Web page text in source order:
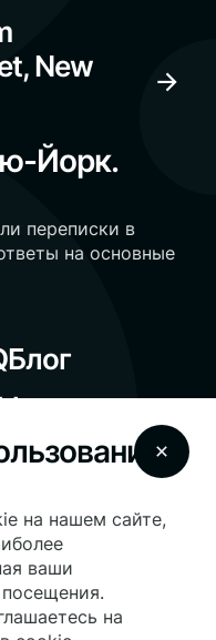
New
Йорк.
переписки в
на основные
Блог
| License
cookie для
Продолжая
с нашими
cookie.
политике
на нашем сайте,
ваши
на